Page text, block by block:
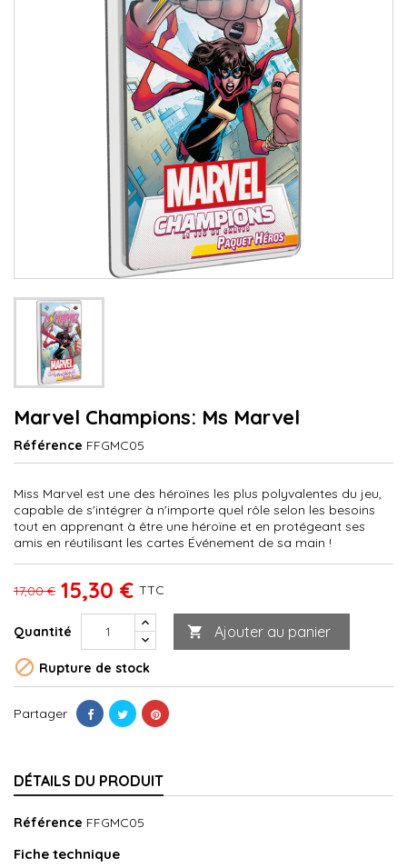
Marvel Champions: Ms Marvel
Référence FFGMC05
Miss Marvel est une des héroïnes les plus polyvalentes du jeu,
capable de s'intégrer à n'importe quel rôle selon les besoins
tout en apprenant à être une héroïne et en protégeant ses
amis en réutilisant les cartes Événement de sa main !
17,00 € 15,30 € TTC
Quantité  Ajouter au panier
 Rupture de stock
Partager
DÉTAILS DU PRODUIT
Référence FFGMC05
Fiche technique